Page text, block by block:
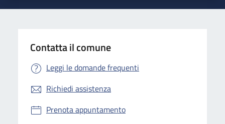
Contatta il comune
Leggi le domande frequenti
Richiedi assistenza
Prenota appuntamento